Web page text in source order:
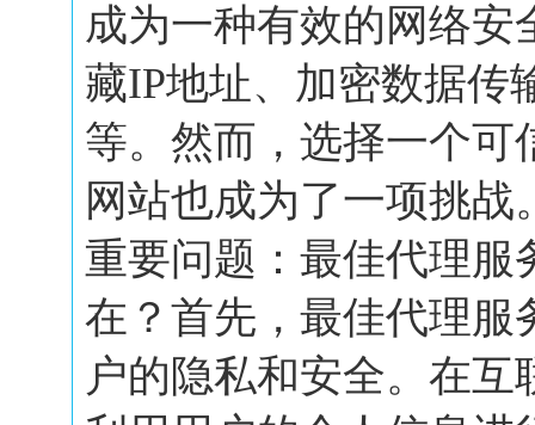
成为一种有效的网络
藏IP地址、加密数据传
等。然而，选择一个可
网站也成为了一项挑
重要问题：最佳代理服
在？首先，最佳代理服
户的隐私和安全。在